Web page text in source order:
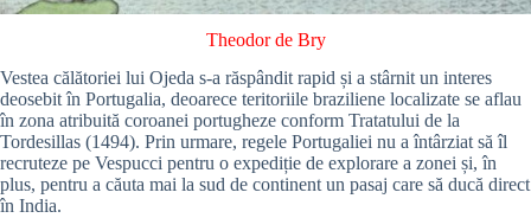
Theodor de Bry
Vestea călătoriei lui Ojeda s-a răspândit rapid și a stârnit un interes
deosebit în Portugalia, deoarece teritoriile braziliene localizate se aflau
în zona atribuită coroanei portugheze conform Tratatului de la
Tordesillas (1494). Prin urmare, regele Portugaliei nu a întârziat să îl
recruteze pe Vespucci pentru o expediție de explorare a zonei și, în
plus, pentru a căuta mai la sud de continent un pasaj care să ducă direct
în India.